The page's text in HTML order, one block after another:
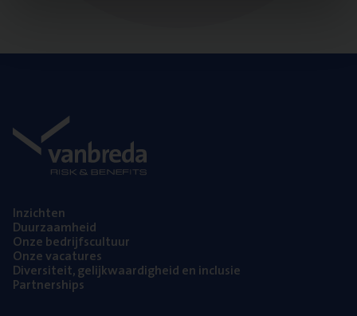
Inzich­ten
Duur­zaam­heid
Onze bedrijfs­cul­tuur
Onze vaca­tu­res
Diver­si­teit, gelijk­waar­dig­heid en inclusie
Part­ner­ships